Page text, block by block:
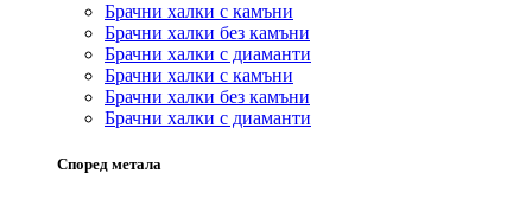
Брачни халки с камъни
Брачни халки без камъни
Брачни халки с диаманти
Брачни халки с камъни
Брачни халки без камъни
Брачни халки с диаманти
Според метала